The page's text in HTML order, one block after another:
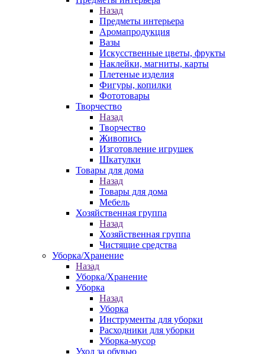
Назад
Предметы интерьера
Аромапродукция
Вазы
Искусственные цветы, фрукты
Наклейки, магниты, карты
Плетеные изделия
Фигуры, копилки
Фототовары
Творчество
Назад
Творчество
Живопись
Изготовление игрушек
Шкатулки
Товары для дома
Назад
Товары для дома
Мебель
Хозяйственная группа
Назад
Хозяйственная группа
Чистящие средства
Уборка/Хранение
Назад
Уборка/Хранение
Уборка
Назад
Уборка
Инструменты для уборки
Расходники для уборки
Уборка-мусор
Уход за обувью